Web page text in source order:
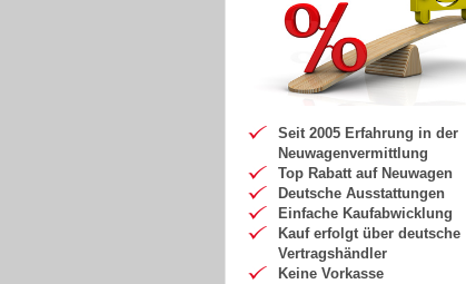
Seit 2005 Erfahrung in der
Neuwagenvermittlung
Top Rabatt auf Neuwagen
Deutsche Ausstattungen
Einfache Kaufabwicklung
Kauf erfolgt über deutsche
Vertragshändler
Keine Vorkasse